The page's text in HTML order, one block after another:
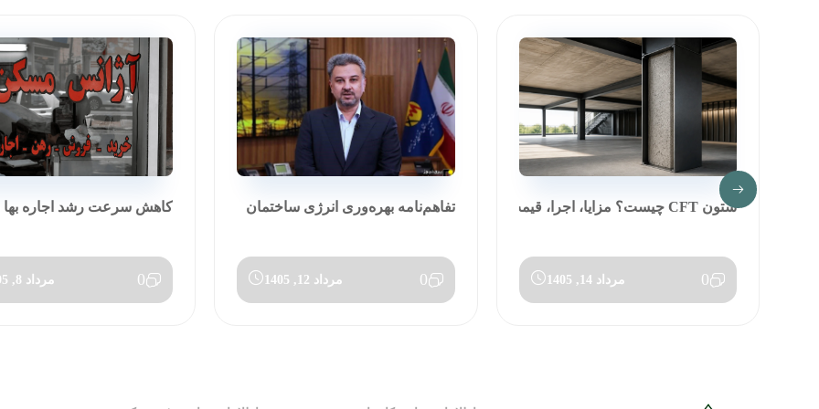
ستون CFT چیست؟ مزایا، اجرا، قیمت و مق...
0 مرداد 14, 1405
تفاهم‌نامه بهره‌وری انرژی ساختمان
0 مرداد 12, 1405
کاهش سرعت رشد اجاره بها در
0 مرداد 8, 1405